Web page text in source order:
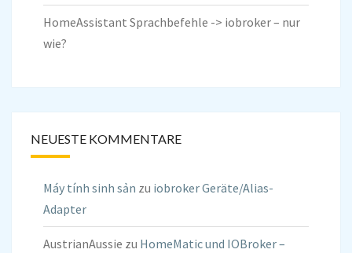
HomeAssistant Sprachbefehle -> iobroker – nur
wie?
NEUESTE KOMMENTARE
Máy tính sinh sản zu iobroker Geräte/Alias-
Adapter
AustrianAussie zu HomeMatic und IOBroker –